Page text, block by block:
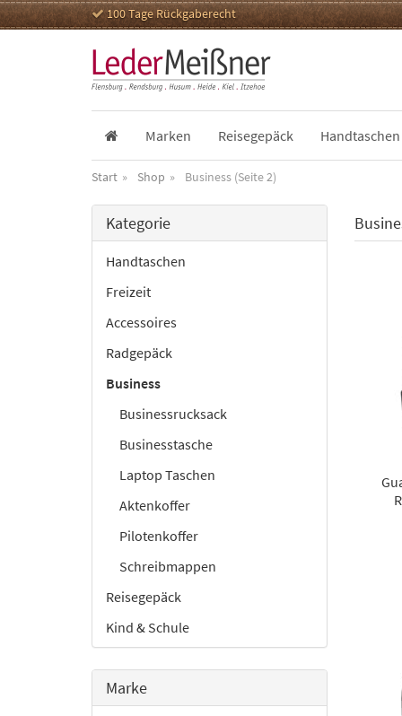
100 Tage Rückgaberecht
Marken Reisegepäck Handtaschen
Start Shop Business (Seite 2)
Kategorie
Handtaschen
Freizeit
Accessoires
Radgepäck
Business
Businessrucksack
Businesstasche
Laptop Taschen
Aktenkoffer
Pilotenkoffer
Schreibmappen
Reisegepäck
Kind & Schule
Marke